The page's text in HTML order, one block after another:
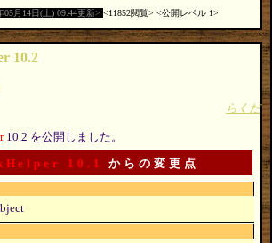
05月14日(土) 09:44更新 11852閲覧 公開レベル 1
10.2
らくだ
10.2 を公開しました。
10.1
からの変更点